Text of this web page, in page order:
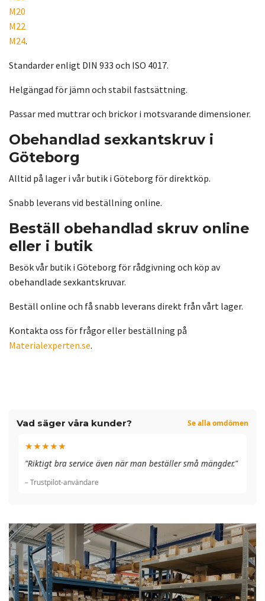
Vad säger våra kunder? Se alla omdömen
★★★★★
"Riktigt bra service även när man beställer små mängder."
– Trustpilot-användare
M20
M22
M24.
Standarder enligt DIN 933 och ISO 4017.
Helgängad för jämn och stabil fastsättning.
Passar med muttrar och brickor i motsvarande dimensioner.
Obehandlad sexkantskruv i
Göteborg
Alltid på lager i vår butik i Göteborg för direktköp.
Snabb leverans vid beställning online.
Beställ obehandlad skruv online
eller i butik
Besök vår butik i Göteborg för rådgivning och köp av
obehandlade sexkantskruvar.
Beställ online och få snabb leverans direkt från vårt lager.
Kontakta oss för frågor eller beställning på
Materialexperten.se.